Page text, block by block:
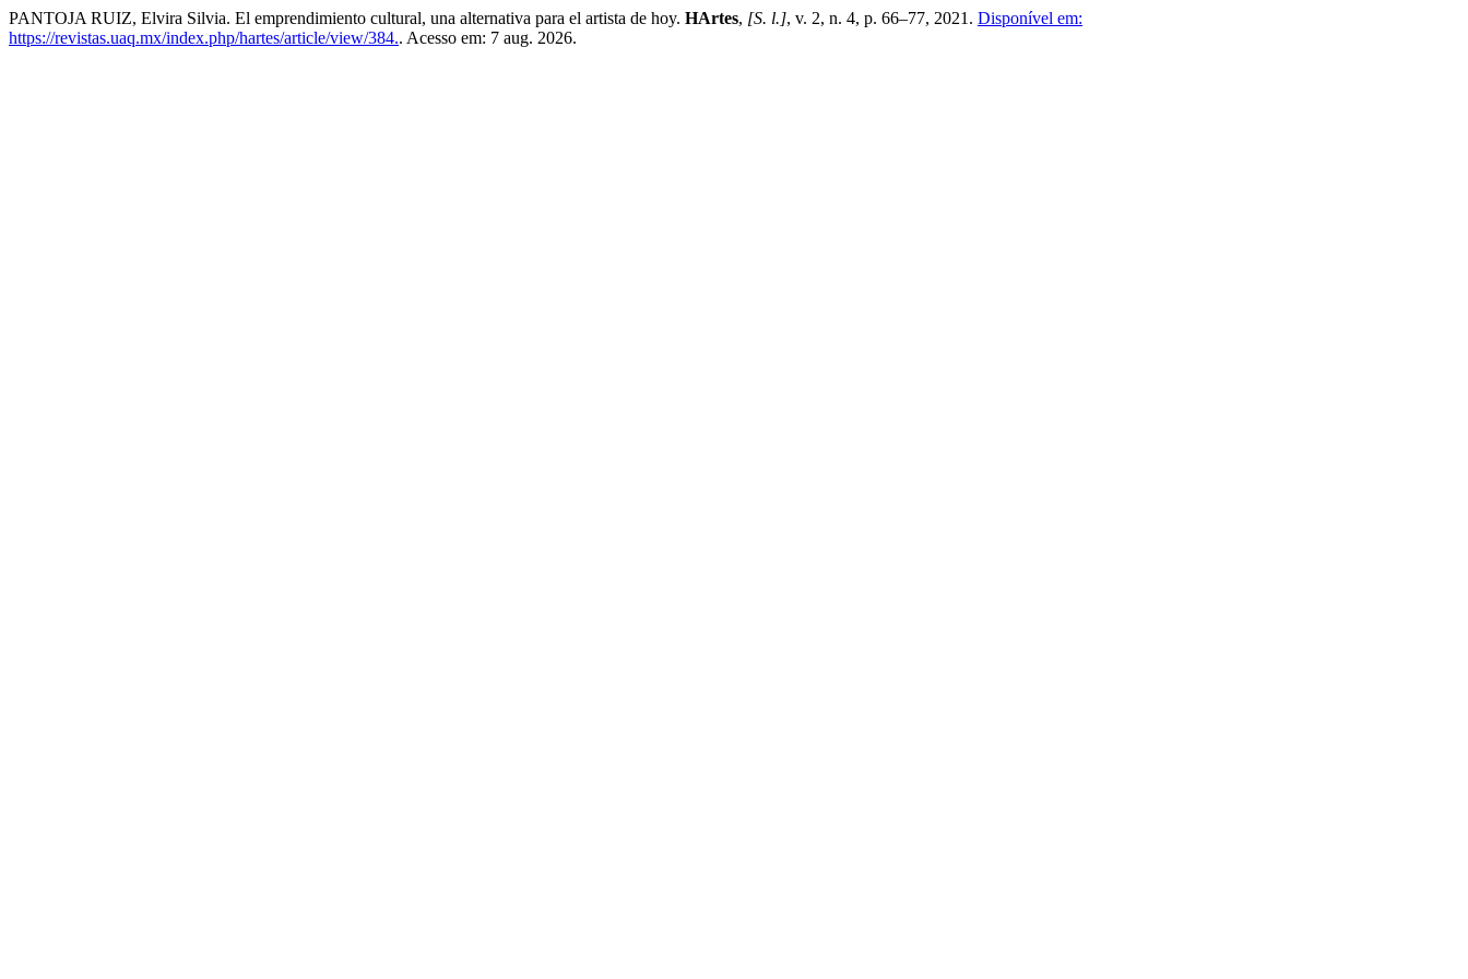
PANTOJA RUIZ, Elvira Silvia. El emprendimiento cultural, una alternativa para el artista de hoy. HArtes, [S. l.], v. 2, n. 4, p. 66–77, 2021. Disponível em:
https://revistas.uaq.mx/index.php/hartes/article/view/384.. Acesso em: 7 aug. 2026.